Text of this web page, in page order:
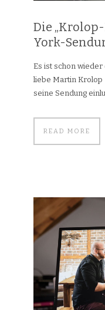
Die
York-
Es ist schon wieder
liebe Martin
seine Sendung
READ MORE